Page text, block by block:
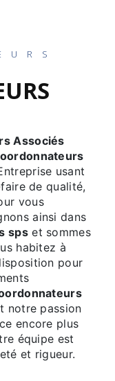
Associés
usant
faire de qualité,
vous
ainsi dans
spset sommes
habitez à
pour
notre passion
encore plus
équipe est
et rigueur.